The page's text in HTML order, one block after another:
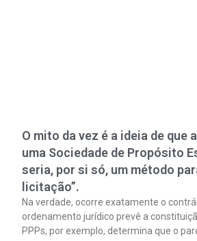
O mito da vez é a ideia de que
uma Sociedade de Propósito
seria, por si só, um método
licitação”.
Na verdade, ocorre exatamente o
ordenamento jurídico prevê a
PPPs, por exemplo, determina que o